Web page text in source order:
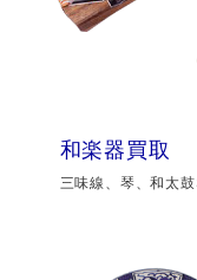
和楽器買取
三味線、琴、和太